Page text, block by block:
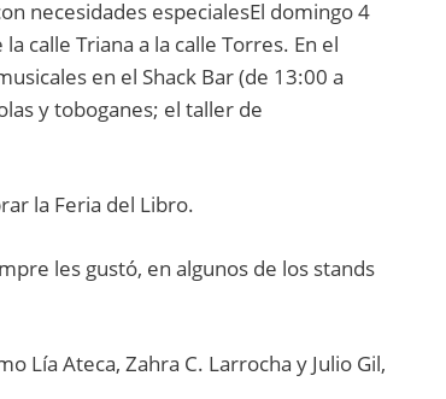
necesidades especialesEl domingo 4
calle Triana a la calle Torres. En el
en el Shack Bar (de 13:00 a
y toboganes; el taller de
la Feria del Libro.
les gustó, en algunos de los stands
Lía Ateca, Zahra C. Larrocha y Julio Gil,